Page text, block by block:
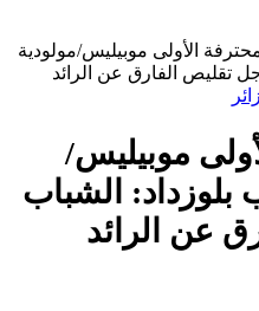
الأولى موبيليس/مولودية
تقليص الفارق عن الرائد
موبيليس/
بلوزداد: الشباب
عن الرائد